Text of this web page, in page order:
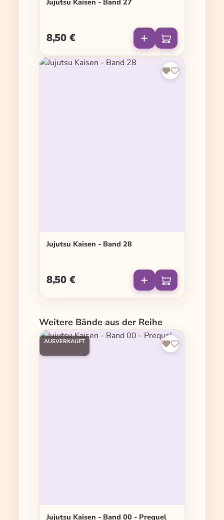
Jujutsu Kaisen - Band 27
Regulärer Preis:
8,50 €
Jujutsu Kaisen - Band 28
Regulärer Preis:
8,50 €
Produktgalerie überspringen
Weitere Bände aus der Reihe
AUSVERKAUFT
Jujutsu Kaisen - Band 00 - Prequel